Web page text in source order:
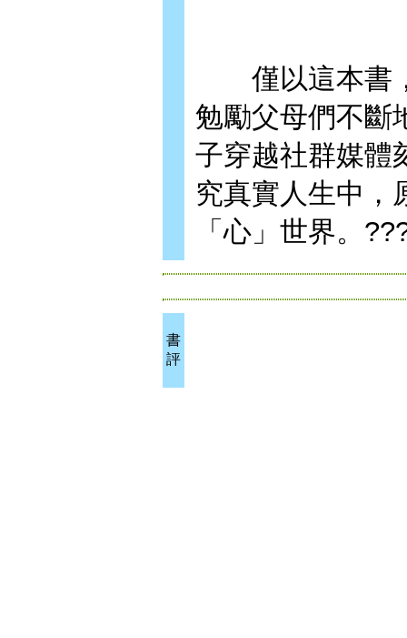
僅以這本書，
勉勵父母們不斷
子穿越社群媒體
究真實人生中，
「心」世界。
書
評